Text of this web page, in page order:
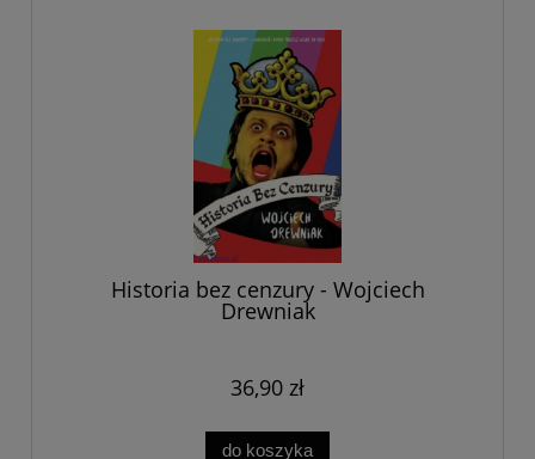
Historia bez cenzury - Wojciech
Drewniak
36,90 zł
do koszyka